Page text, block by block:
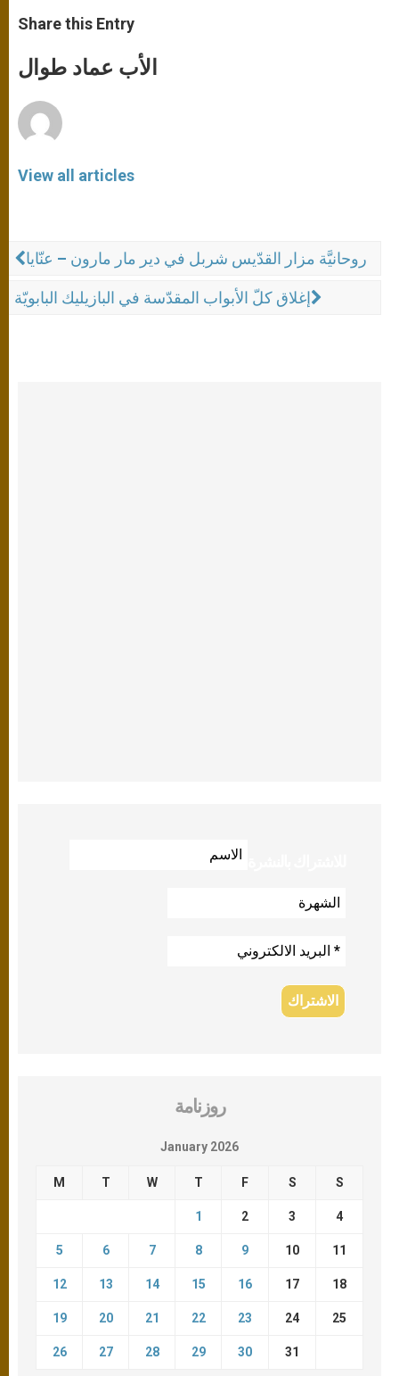
t
s
p
p
s
e
g
e
e
b
k
r
Share this Entry
الأب عماد طوال
View all articles
روحانيَّة مزار القدّيس شربل في دير مار مارون – عنّايا
إغلاق كلّ الأبواب المقدّسة في البازيليك البابويّة
روزنامة
January 2026
M T W T F S S
1 2 3 4
5 6 7 8 9 10 11
12 13 14 15 16 17 18
19 20 21 22 23 24 25
26 27 28 29 30 31